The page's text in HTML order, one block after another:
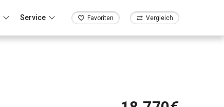
Service Favoriten Vergleich